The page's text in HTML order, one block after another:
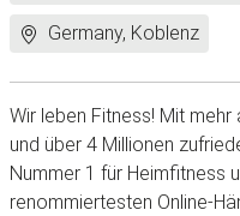
Standort:
Germany, Koblenz
Wir leben Fitness! Mit
und über 4 Millionen
Nummer 1 für Heimfitness
renommiertesten Online-